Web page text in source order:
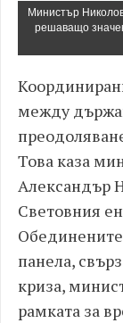
Министър
решаващо
между
Това каза
Александър
Световния
панела,
криза,
рамката за